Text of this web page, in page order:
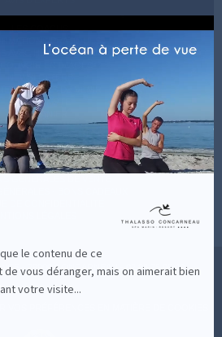
le contenu de ce
vous déranger, mais on aimerait bien
votre visite...
LES COACHS
AVEC HÉBERGEMENT
RAISONS DE VENIR
MON COMPTE
MON PANIER
ACCÈS
CONTACT
D'HYGIÈNE
DE CONFIDENTIALITÉ
LÉGALES
- 29900 CONCARNEAU - 02 98 75 05 40
VOS PRÉFÉRENCES EN MATIÈRE DE COOKIES